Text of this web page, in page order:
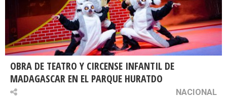
OBRA DE TEATRO Y CIRCENSE INFANTIL DE
MADAGASCAR EN EL PARQUE HURATDO
NACIONAL